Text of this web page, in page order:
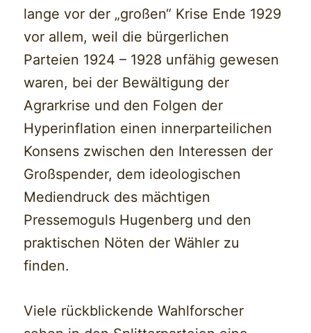
lange vor der „großen“ Krise Ende 1929
vor allem, weil die bürgerlichen
Parteien 1924 – 1928 unfähig gewesen
waren, bei der Bewältigung der
Agrarkrise und den Folgen der
Hyperinflation einen innerparteilichen
Konsens zwischen den Interessen der
Großspender, dem ideologischen
Mediendruck des mächtigen
Pressemoguls Hugenberg und den
praktischen Nöten der Wähler zu
finden.
Viele rückblickende Wahlforscher